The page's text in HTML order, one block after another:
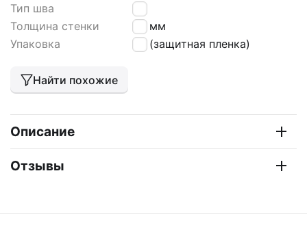
Тип шва
tig
Толщина стенки
1,5 мм
Упаковка
РЕ (защитная пленка)
Найти похожие
Описание
Отзывы